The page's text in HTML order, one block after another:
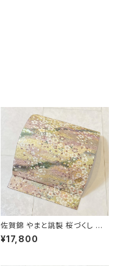
佐賀錦 やまと誂製 桜づくし 袋
帯 正絹 金銀糸 ラメ ピンク 白
722
¥17,800